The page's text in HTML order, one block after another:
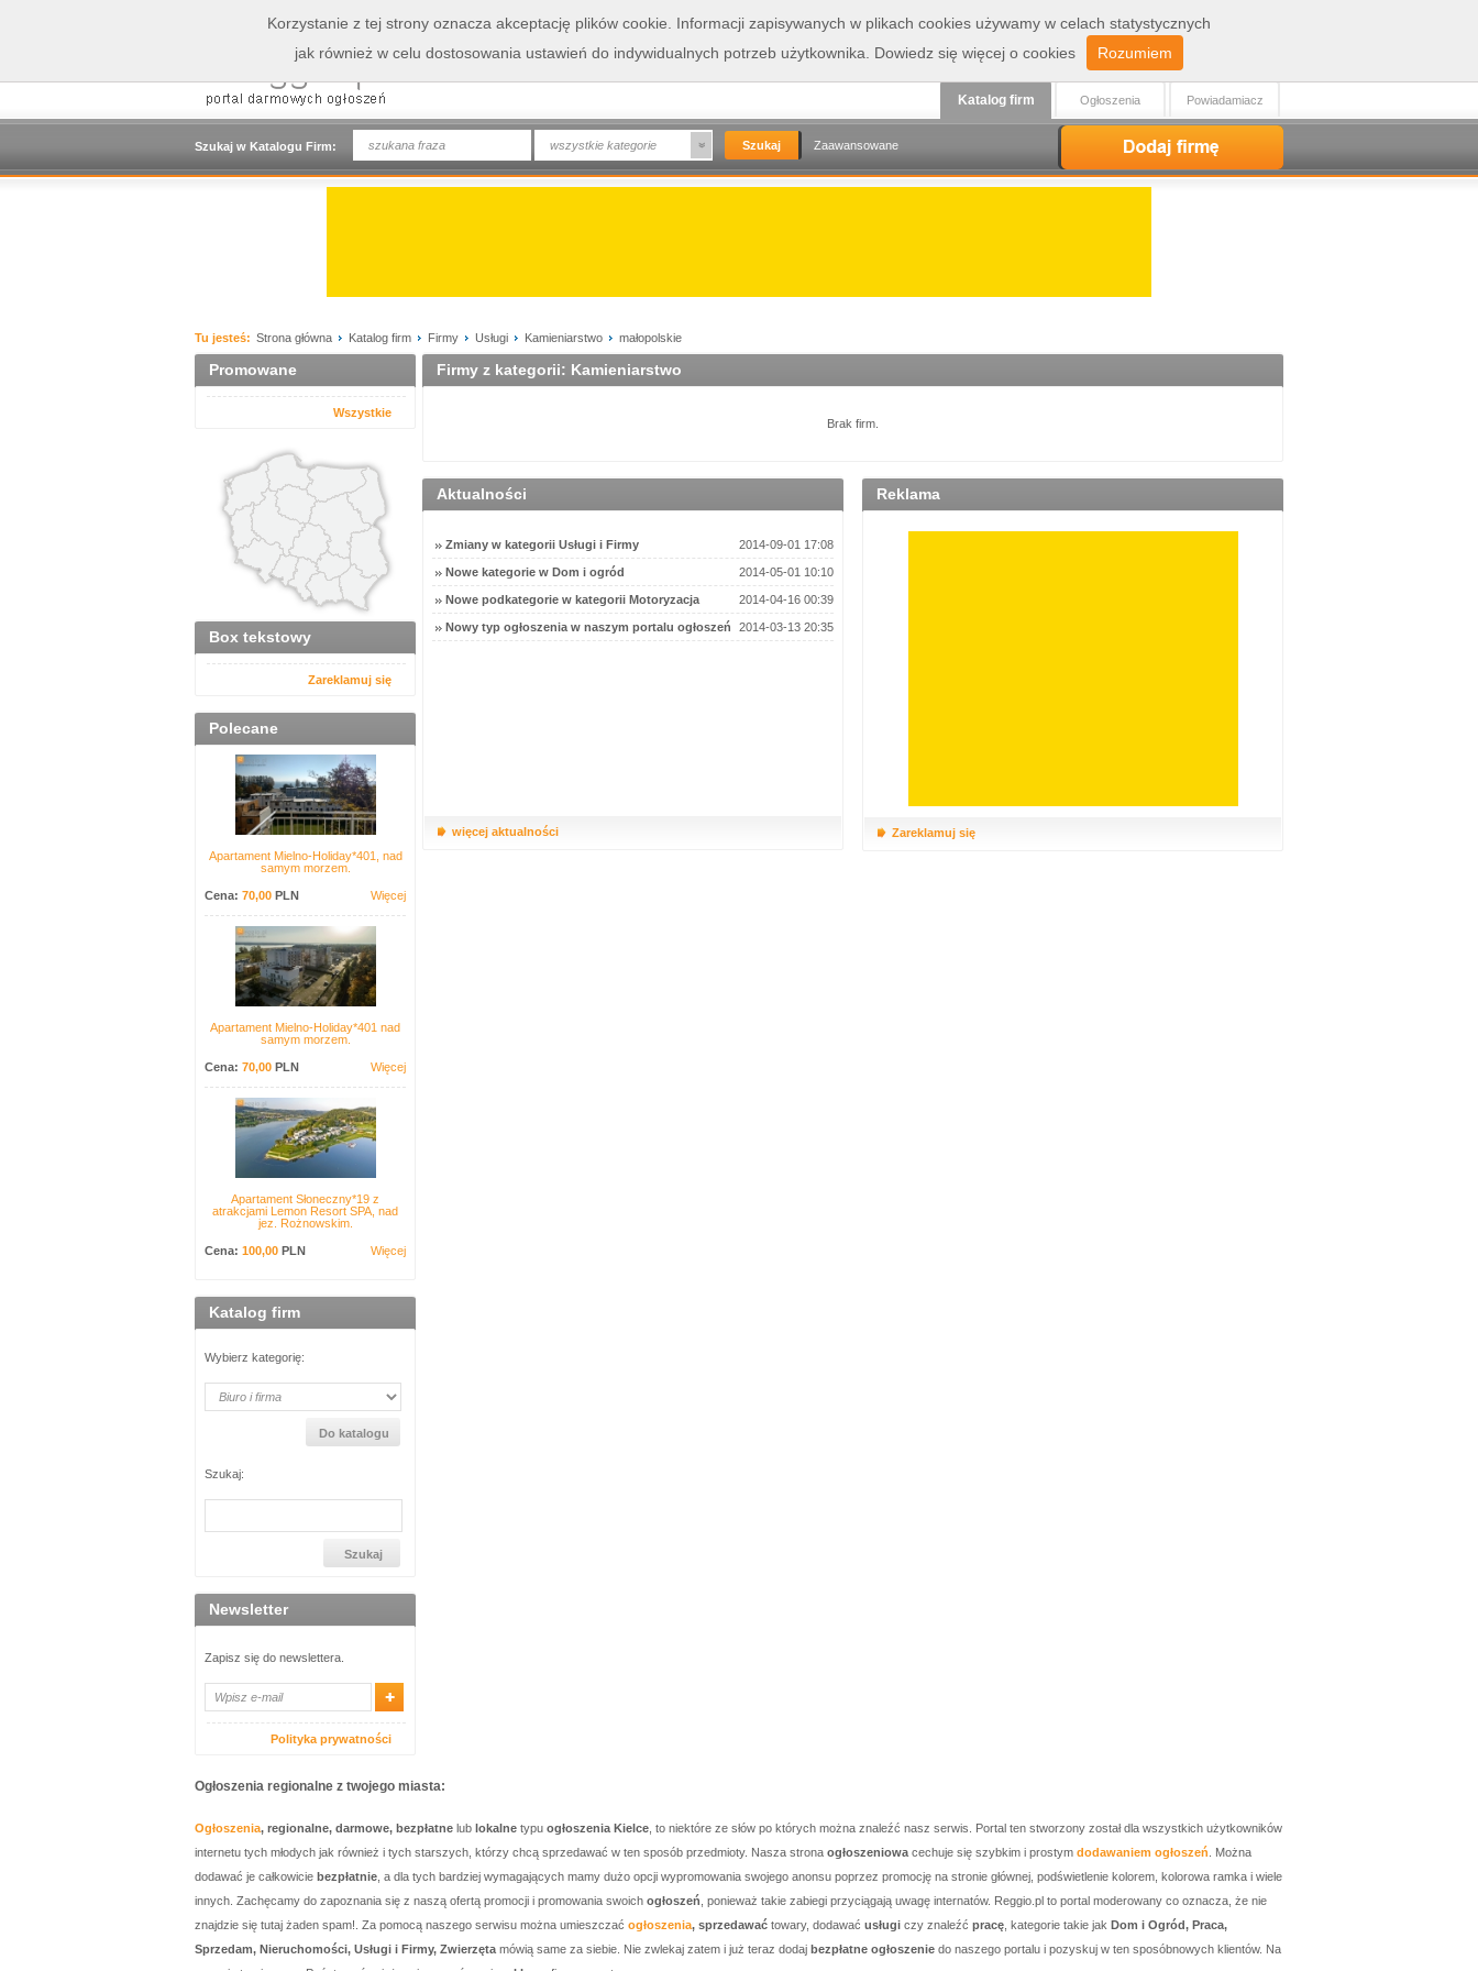
Zaloguj
Szukaj w Katalogu Firm: wszystkie kategorie Zaawansowane
Powiadamiacz
Ogłoszenia
Katalog firm
Tu jesteś: Strona główna Katalog firm Firmy Usługi Kamieniarstwo małopolskie
Promowane
Wszystkie
Box tekstowy
Zareklamuj się
Polecane
Apartament Mielno-Holiday*401, nad
samym morzem.
Cena: 70,00 PLN Więcej
Apartament Mielno-Holiday*401 nad
samym morzem.
Cena: 70,00 PLN Więcej
Apartament Słoneczny*19 z
atrakcjami Lemon Resort SPA, nad
jez. Rożnowskim.
Cena: 100,00 PLN Więcej
Katalog firm
Wybierz kategorię:
Szukaj:
Newsletter
Zapisz się do newslettera.
Polityka prywatności
Firmy z kategorii: Kamieniarstwo
Brak firm.
Aktualności
Zmiany w kategorii Usługi i Firmy 2014-09-01 17:08
Nowe kategorie w Dom i ogród 2014-05-01 10:10
Nowe podkategorie w kategorii Motoryzacja 2014-04-16 00:39
Nowy typ ogłoszenia w naszym portalu ogłoszeń 2014-03-13 20:35
więcej aktualności
Reklama
Zareklamuj się
Ogłoszenia regionalne z twojego miasta:
Ogłoszenia, regionalne, darmowe, bezpłatne lub lokalne typu ogłoszenia Kielce , to niektóre ze słów po których można znaleźć nasz serwis. Portal ten stworzony został dla wszystkich użytkowników
internetu tych młodych jak również i tych starszych, którzy chcą sprzedawać w ten sposób przedmioty. Nasza strona ogłoszeniowa cechuje się szybkim i prostym dodawaniem ogłoszeń . Można
dodawać je całkowicie bezpłatnie , a dla tych bardziej wymagających mamy dużo opcji wypromowania swojego anonsu poprzez promocję na stronie głównej, podświetlenie kolorem, kolorowa ramka i wiele
innych. Zachęcamy do zapoznania się z naszą ofertą promocji i promowania swoich ogłoszeń , ponieważ takie zabiegi przyciągają uwagę internatów. Reggio.pl to portal moderowany co oznacza, że nie
znajdzie się tutaj żaden spam!. Za pomocą naszego serwisu można umieszczać ogłoszenia, sprzedawać towary, dodawać usługi czy znaleźć pracę , kategorie takie jak Dom i Ogród, Praca,
Sprzedam, Nieruchomości, Usługi i Firmy, Zwierzęta mówią same za siebie. Nie zwlekaj zatem i już teraz dodaj bezpłatne ogłoszenie do naszego portalu i pozyskuj w ten sposóbnowych klientów. Na
Korzystanie z tej strony oznacza akceptację plików cookie. Informacji zapisywanych w plikach cookies używamy w celach statystycznych
jak również w celu dostosowania ustawień do indywidualnych potrzeb użytkownika. Dowiedz się więcej o cookies Rozumiem